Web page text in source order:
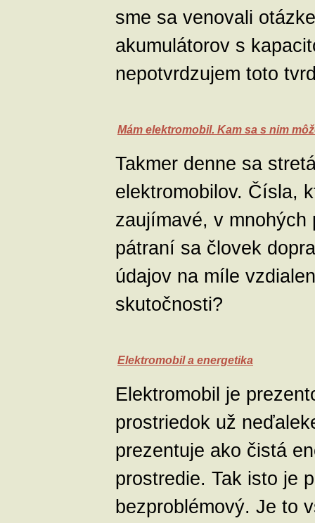
sme sa venovali
akumulátorov s
nepotvrdzujem toto
Mám elektromobil. Kam sa s nim
Takmer denne sa
elektromobilov. Čísla,
zaujímavé, v mnohých
pátraní sa človek
údajov na míle
skutočnosti?
Elektromobil a energetika
Elektromobil je
prostriedok už
prezentuje ako čistá
prostredie. Tak isto je
bezproblémový. Je to